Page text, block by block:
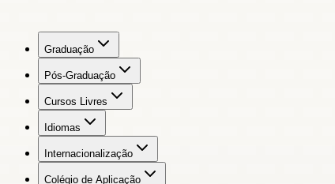
Graduação
Pós-Graduação
Cursos Livres
Idiomas
Internacionalização
Colégio de Aplicação